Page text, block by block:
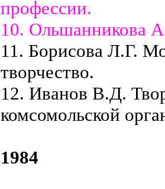
профессии.
10. Ольшанникова
11. Борисова Л.Г.
творчество.
12. Иванов В.Д.
комсомольской
1984